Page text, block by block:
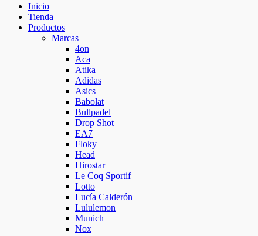
Inicio
Tienda
Productos
Marcas
4on
Aca
Atika
Adidas
Asics
Babolat
Bullpadel
Drop Shot
EA7
Floky
Head
Hirostar
Le Coq Sportif
Lotto
Lucía Calderón
Lululemon
Munich
Nox